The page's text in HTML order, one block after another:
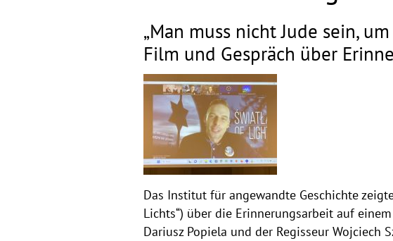
„Man muss nicht Jude sein,
Film und Gespräch über
Das Institut für angewandte Geschichte
Lichts“) über die Erinnerungsarbeit auf
Dariusz Popiela und der Regisseur Wojciech